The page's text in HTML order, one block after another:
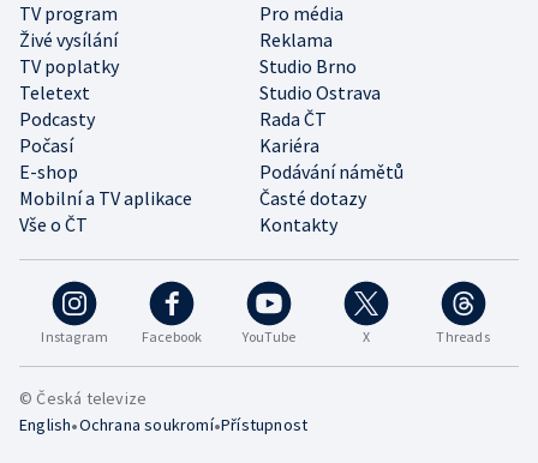
Instagram Facebook YouTube X Threads
TV program
Pro média
Živé vysílání
Reklama
TV poplatky
Studio Brno
Teletext
Studio Ostrava
Podcasty
Rada ČT
Počasí
Kariéra
E-shop
Podávání námětů
Mobilní a TV aplikace
Časté dotazy
Vše o ČT
Kontakty
© Česká televize
English•Ochrana soukromí•Přístupnost